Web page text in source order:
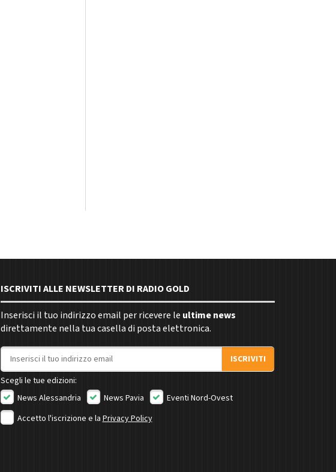
ISCRIVITI ALLE NEWSLETTER DI RADIO GOLD
Inserisci il tuo indirizzo email per ricevere le ultime news
direttamente nella tua casella di posta elettronica.
Indirizzo email
ISCRIVITI
Scegli le tue edizioni:
News Alessandria
News Pavia
Eventi Nord-Ovest
Accetto l'iscrizione e la Privacy Policy